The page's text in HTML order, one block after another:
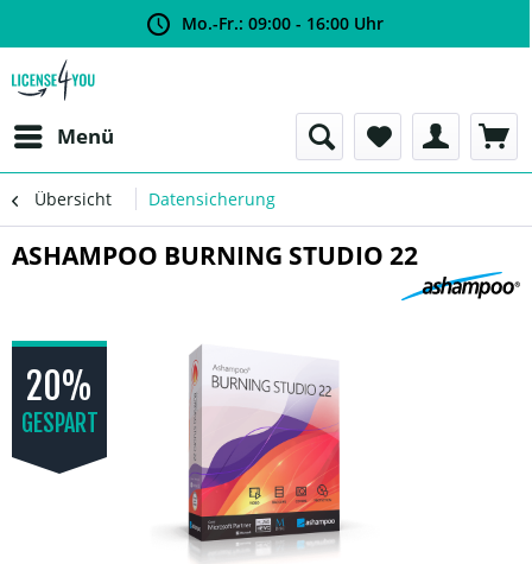
Mo.-Fr.: 09:00 - 16:00 Uhr
Menü
Übersicht Datensicherung
ASHAMPOO BURNING STUDIO 22
20%
GESPART